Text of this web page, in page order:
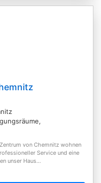
von Chemnitz wohnen
Service und eine
unser Haus...